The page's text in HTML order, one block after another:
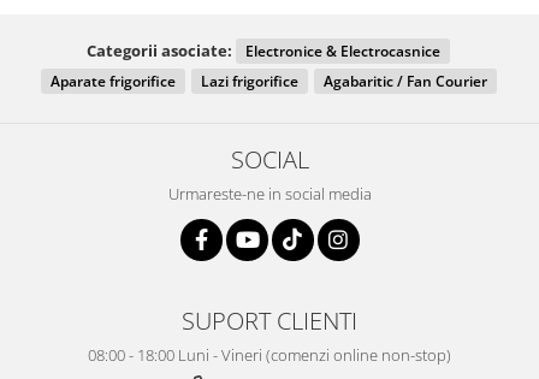
Categorii asociate:
Electronice & Electrocasnice
Aparate frigorifice
Lazi frigorifice Agabaritic / Fan Courier
SOCIAL
Urmareste-ne in social media
SUPORT CLIENTI
08:00 - 18:00 Luni - Vineri (comenzi online non-stop)